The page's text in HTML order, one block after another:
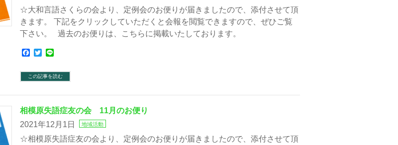
☆大和言語さくらの会より、定例会のお便りが届きましたので、添付させて頂
きます。 下記をクリックしていただくと会報を閲覧できますので、ぜひご覧
下さい。 過去のお便りは、こちらに掲載いたしております。
Facebook
Twitter
この記事を読む
相模原失語症友の会 11月のお便り
2021年12月1日
地域活動
☆相模原失語症友の会より、定例会のお便りが届きましたので、添付させて頂